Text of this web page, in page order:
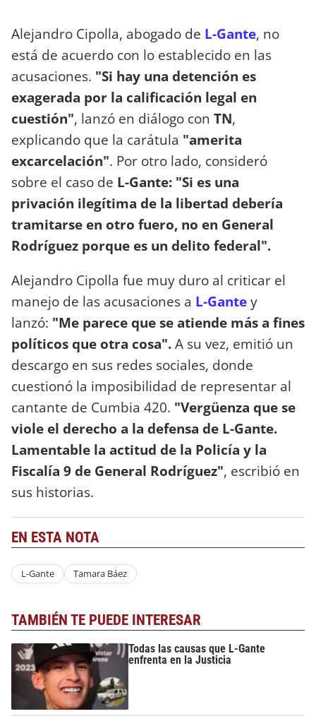
Alejandro Cipolla, abogado de L-Gante, no
está de acuerdo con lo establecido en las
acusaciones. "Si hay una detención es
exagerada por la calificación legal en
cuestión", lanzó en diálogo con TN,
explicando que la carátula "amerita
excarcelación". Por otro lado, consideró
sobre el caso de L-Gante: "Si es una
privación ilegítima de la libertad debería
tramitarse en otro fuero, no en General
Rodríguez porque es un delito federal".
Alejandro Cipolla fue muy duro al criticar el
manejo de las acusaciones a L-Gantey
lanzó: "Me parece que se atiende más a fines
políticos que otra cosa".A su vez, emitió un
descargo en sus redes sociales, donde
cuestionó la imposibilidad de representar al
cantante de Cumbia 420. "Vergüenza que se
viole el derecho a la defensa de L-Gante.
Lamentable la actitud de la Policía y la
Fiscalía 9 de General Rodríguez", escribió en
sus historias.
EN ESTA NOTA
L-Gante Tamara Báez
TAMBIÉN TE PUEDE INTERESAR
Todas las causas que L-Gante
enfrenta en la Justicia